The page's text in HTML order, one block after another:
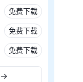
免费下载
免费下载
免费下载
→